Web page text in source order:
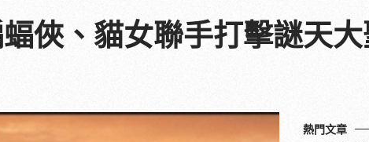
俠、貓女聯手打擊謎天
熱門文章